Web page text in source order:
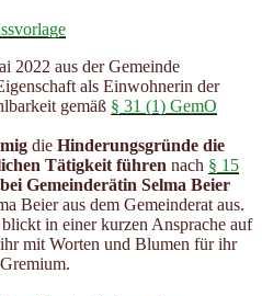
2022 aus der Gemeinde
als Einwohnerin der
gemäß § 31 (1) GemO
die Hinderungsgründe die
Tätigkeit führen nach § 15
bei Gemeinderätin Selma Beier
Beier aus dem Gemeinderat aus.
in einer kurzen Ansprache auf
mit Worten und Blumen für ihr